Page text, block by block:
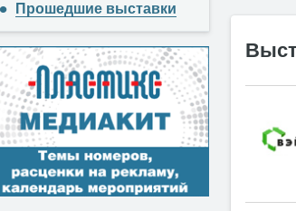
Прошедшие выставки